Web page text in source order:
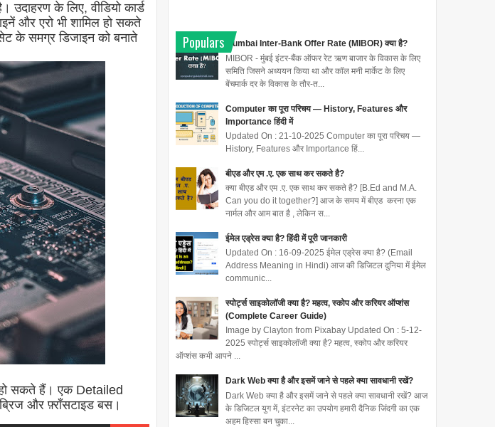
के लिए, वीडियो कार्ड
और एरो भी शामिल हो सकते
के समग्र डिजाइन को बनाते
हो सकते हैं। एक Detailed
और फ़्राँसटाइड बस।
Populars
Mumbai Inter-Bank Offer Rate (MIBOR) क्या है?
MIBOR - मुंबई इंटर-बैंक ऑफर रेट ऋण बाजार के विकास के लिए
समिति जिसने अध्ययन किया था और कॉल मनी मार्केट के लिए
बेंचमार्क दर के विकास के तौर-त...
Computer का पूरा परिचय — History, Features और
Importance हिंदी में
Updated On : 21-10-2025 Computer का पूरा परिचय —
History, Features और Importance हिं...
बीएड और एम .ए. एक साथ कर सकते है?
क्या बीएड और एम .ए. एक साथ कर सकते है? [B.Ed and M.A.
Can you do it together?] आज के समय में बीएड करना एक
नार्मल और आम बात है , लेकिन स...
ईमेल एड्रेस क्या है? हिंदी में पूरी जानकारी
Updated On : 16-09-2025 ईमेल एड्रेस क्या है? (Email
Address Meaning in Hindi) आज की डिजिटल दुनिया में ईमेल
communic...
स्पोर्ट्स साइकोलॉजी क्या है? महत्व, स्कोप और करियर ऑप्शंस
(Complete Career Guide)
Image by Clayton from Pixabay Updated On : 5-12-
2025 स्पोर्ट्स साइकोलॉजी क्या है? महत्व, स्कोप और करियर
ऑप्शंस कभी आपने ...
Dark Web क्या है और इसमें जाने से पहले क्या सावधानी रखें?
Dark Web क्या है और इसमें जाने से पहले क्या सावधानी रखें? आज
के डिजिटल युग में, इंटरनेट का उपयोग हमारी दैनिक जिंदगी का एक
अहम हिस्सा बन चुका...